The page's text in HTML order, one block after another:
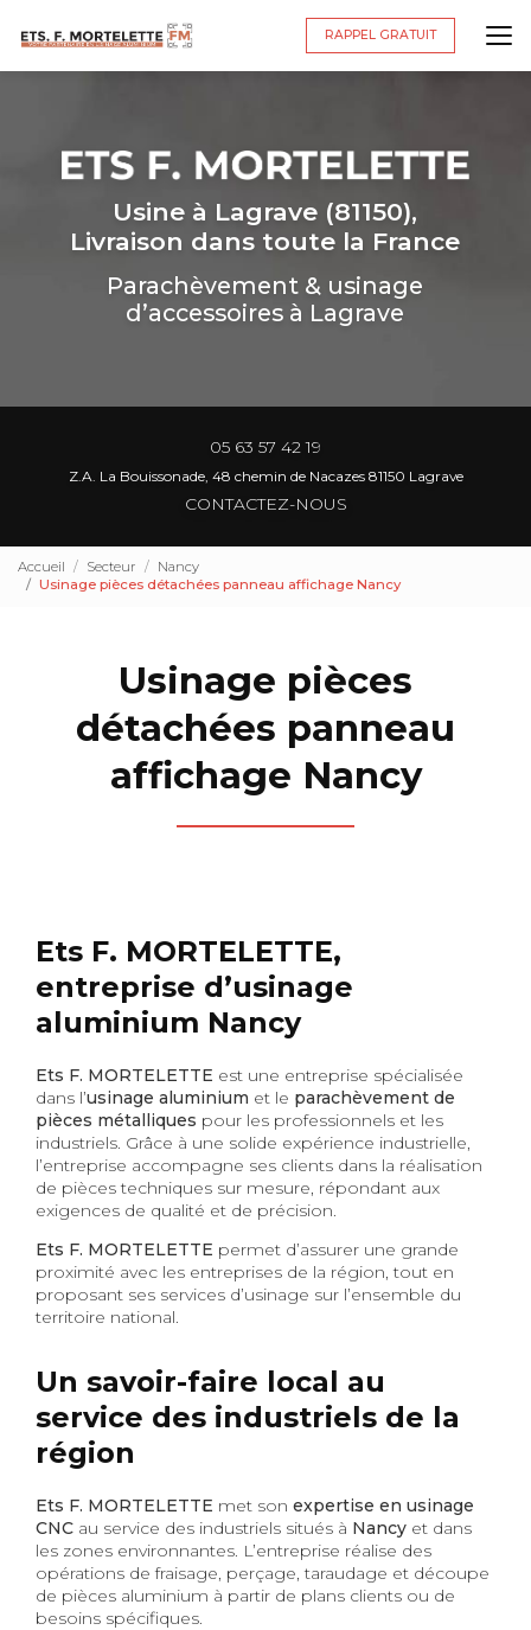
principal
RAPPEL GRATUIT
Usine à Lagrave (81150),
Livraison dans toute la France
Parachèvement & usinage
d’accessoires à Lagrave
05 63 57 42 19
Z.A. La Bouissonade, 48 chemin de Nacazes 81150 Lagrave
CONTACTEZ-NOUS
Accueil Secteur
Nancy
Usinage pièces détachées panneau affichage Nancy
Usinage pièces
détachées panneau
affichage Nancy
Ets F. MORTELETTE,
entreprise d’usinage
aluminium Nancy
Ets F. MORTELETTE est une entreprise spécialisée
dans l’usinage aluminium et le parachèvement de
pièces métalliques pour les professionnels et les
industriels. Grâce à une solide expérience industrielle,
l’entreprise accompagne ses clients dans la réalisation
de pièces techniques sur mesure, répondant aux
exigences de qualité et de précision.
Ets F. MORTELETTE permet d’assurer une grande
proximité avec les entreprises de la région, tout en
proposant ses services d’usinage sur l’ensemble du
territoire national.
Un savoir-faire local au
service des industriels de la
région
Ets F. MORTELETTE met son expertise en usinage
CNC au service des industriels situés à Nancy et dans
les zones environnantes. L’entreprise réalise des
opérations de fraisage, perçage, taraudage et découpe
de pièces aluminium à partir de plans clients ou de
besoins spécifiques.